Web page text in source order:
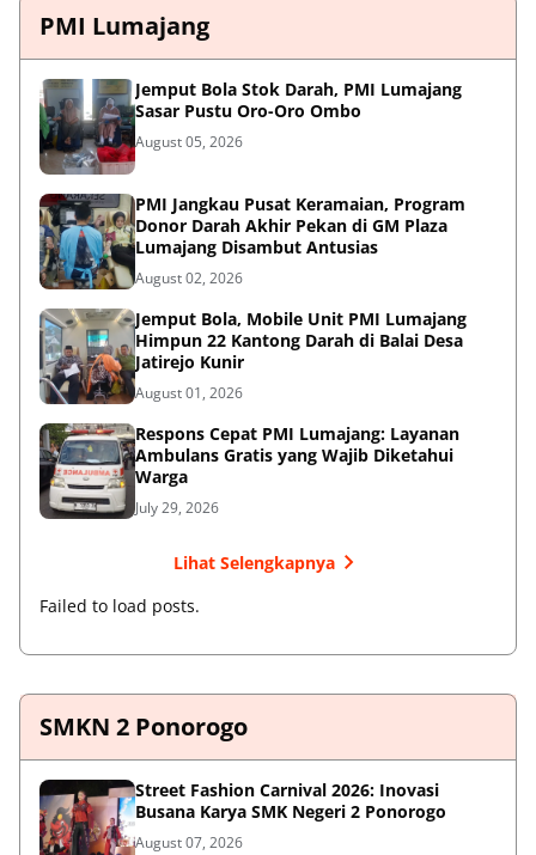
PMI Lumajang
Jemput Bola Stok Darah, PMI Lumajang
Sasar Pustu Oro-Oro Ombo
August 05, 2026
PMI Jangkau Pusat Keramaian, Program
Donor Darah Akhir Pekan di GM Plaza
Lumajang Disambut Antusias
August 02, 2026
Jemput Bola, Mobile Unit PMI Lumajang
Himpun 22 Kantong Darah di Balai Desa
Jatirejo Kunir
August 01, 2026
Respons Cepat PMI Lumajang: Layanan
Ambulans Gratis yang Wajib Diketahui
Warga
July 29, 2026
Lihat Selengkapnya
Failed to load posts.
SMKN 2 Ponorogo
Street Fashion Carnival 2026: Inovasi
Busana Karya SMK Negeri 2 Ponorogo
August 07, 2026